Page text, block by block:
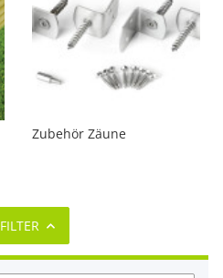
Zubehör Zäune
FILTER